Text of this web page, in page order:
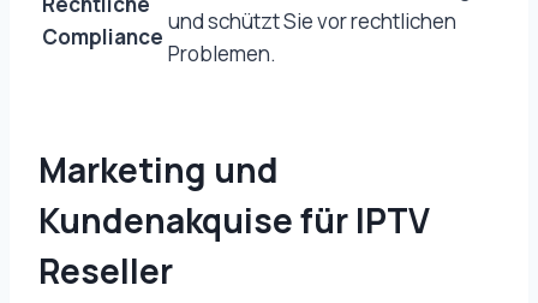
Compliance
und schützt Sie vor rechtlichen
Problemen.
Marketing und
Kundenakquise für IPTV
Reseller